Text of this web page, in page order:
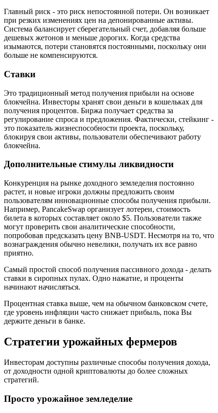
Главный риск - это риск непостоянной потери. Он возникает
при резких изменениях цен на депонированные активы.
Система балансирует сберегательный счет, добавляя больше
дешевых жетонов и меньше дорогих. Когда средства
изымаются, потери становятся постоянными, поскольку они
больше не компенсируются.
Ставки
Это традиционный метод получения прибыли на основе
блокчейна. Инвесторы хранят свои деньги в кошельках для
получения процентов. Биржа получает средства за
регулирование спроса и предложения. Фактически, стейкинг -
это показатель жизнеспособности проекта, поскольку,
блокируя свои активы, пользователи обеспечивают работу
блокчейна.
Дополнительные стимулы ликвидности
Конкуренция на рынке доходного земледелия постоянно
растет, и новые игроки должны предложить своим
пользователям инновационные способы получения прибыли.
Например, PancakeSwap организует лотереи, стоимость
билета в которых составляет около $5. Пользователи также
могут проверить свои аналитические способности,
попробовав предсказать цену BNB-USDT. Несмотря на то, что
вознаграждения обычно невелики, получать их все равно
приятно.
Самый простой способ получения пассивного дохода - делать
ставки в сиропных пулах. Одно нажатие, и проценты
начинают начисляться.
Процентная ставка выше, чем на обычном банковском счете,
где уровень инфляции часто снижает прибыль, пока Вы
держите деньги в банке.
Стратегии урожайных фермеров
Инвесторам доступны различные способы получения дохода,
от доходности одной криптовалюты до более сложных
стратегий.
Просто урожайное земледелие